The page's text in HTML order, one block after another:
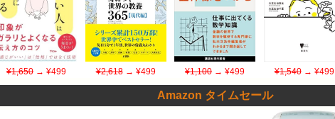
¥1,650 → ¥499 ¥2,618→ ¥499 ¥1,100 → ¥499 ¥1,540→ ¥499
Amazon タイムセール